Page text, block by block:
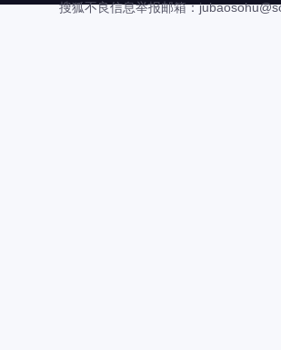
搜狐不良信息举报邮箱：